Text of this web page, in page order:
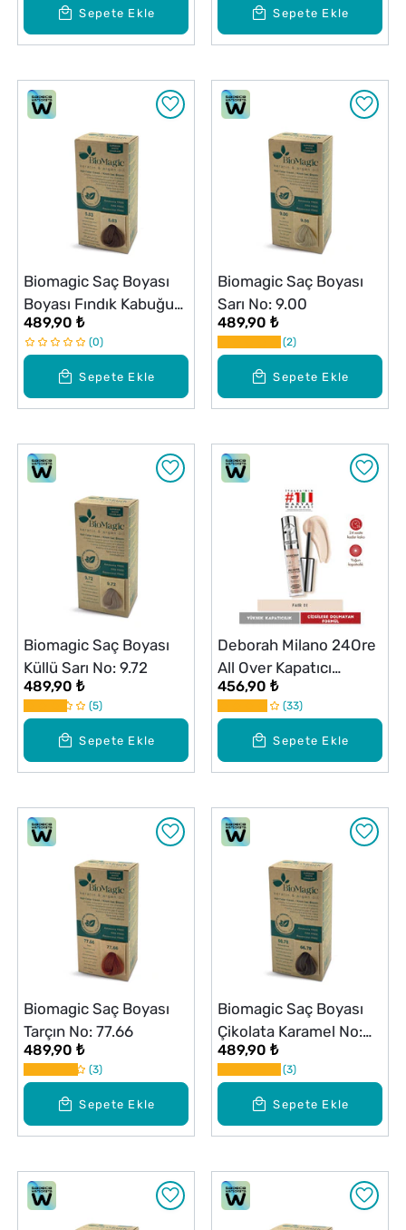
Sepete Ekle Sepete Ekle
Sepete Ekle
Biomagic Saç Boyası
Boyası Fındık Kabuğu
No: 5.03
489,90 ₺
0
Sepete Ekle
Biomagic Saç Boyası
Sarı No: 9.00
489,90 ₺
2
Sepete Ekle
Biomagic Saç Boyası
Küllü Sarı No: 9.72
489,90 ₺
5
Sepete Ekle
Deborah Milano 24Ore
All Over Kapatıcı
Waterproof 01 Fair
456,90 ₺
33
Sepete Ekle
Biomagic Saç Boyası
Tarçın No: 77.66
489,90 ₺
3
Sepete Ekle
Biomagic Saç Boyası
Çikolata Karamel No:
66.78
489,90 ₺
3